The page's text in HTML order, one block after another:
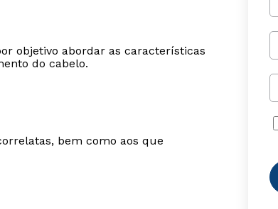
objetivo abordar as características
do cabelo.
bem como aos que